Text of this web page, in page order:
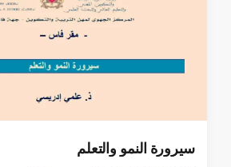
سیرورة النمو والتعلم